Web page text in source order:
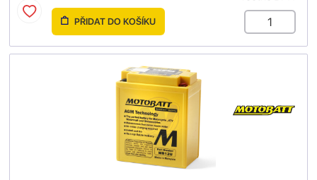
PŘIDAT DO KOŠÍKU